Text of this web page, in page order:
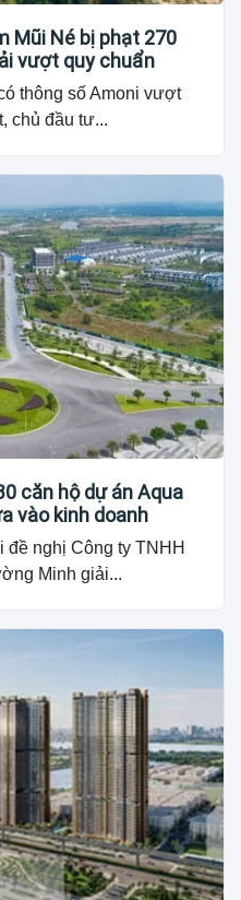
Mũi Né bị phạt 270
vượt quy chuẩn
thông số Amoni vượt
chủ đầu tư...
căn hộ dự án Aqua
vào kinh doanh
nghị Công ty TNHH
Minh giải...